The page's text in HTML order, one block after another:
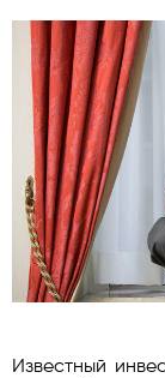
Известный